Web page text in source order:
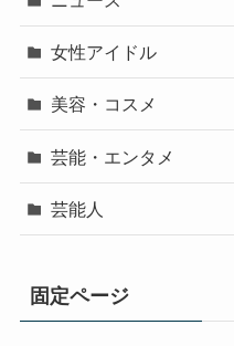
女性アイドル
美容・コスメ
芸能・エンタメ
芸能人
固定ページ